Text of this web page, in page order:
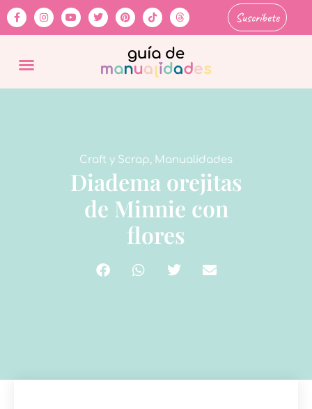
Suscríbete
Craft y Scrap, Manualidades
Diadema orejitas
de Minnie con
flores